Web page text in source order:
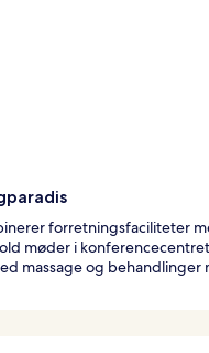
forretningsfaciliteter
møder i
massage og behandlinger